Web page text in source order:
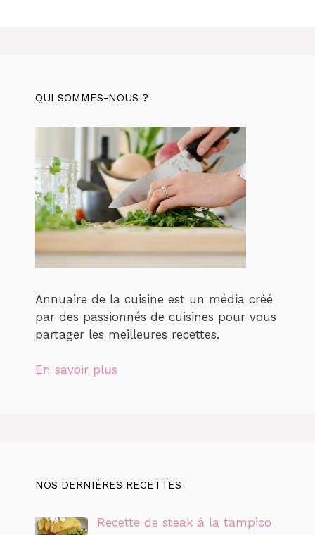
QUI SOMMES-NOUS ?
Annuaire de la cuisine est un média créé
par des passionnés de cuisines pour vous
partager les meilleures recettes.
En savoir plus
NOS DERNIÈRES RECETTES
Recette de steak à la tampico